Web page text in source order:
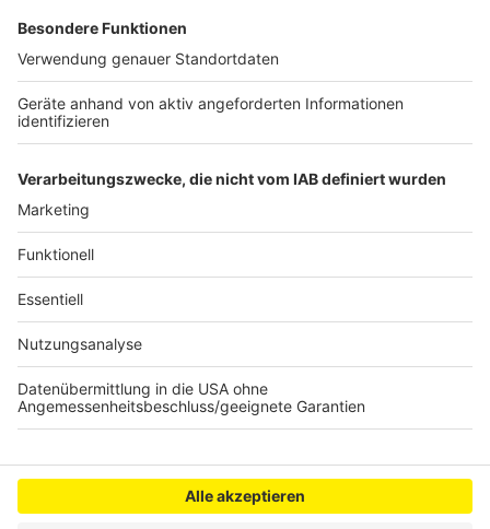
Anzeige
Anmeldung für Sportförderung
Rettungsaktion für alte Filmrollen
Lage der Wirtschaft bleibt angespannt
Anzeige
Anzeige